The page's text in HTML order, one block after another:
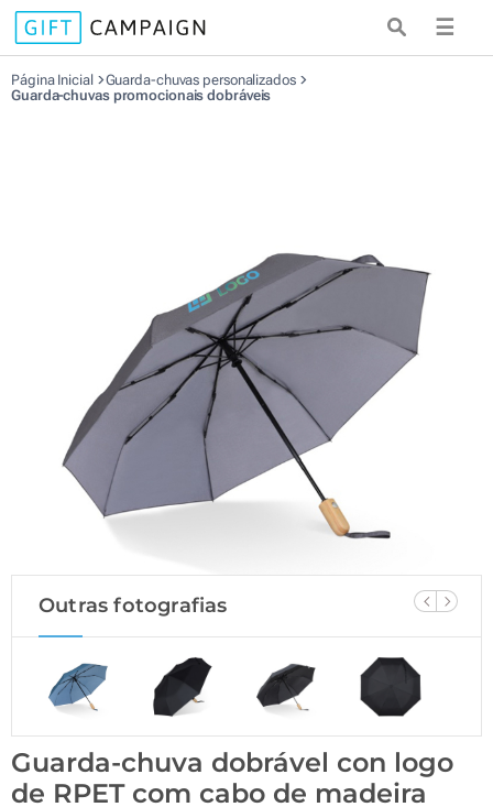
☰
Página Inicial
Guarda-chuvas personalizados
Guarda-chuvas promocionais dobráveis
Outras fotografias
Guarda-chuva dobrável con logo
de RPET com cabo de madeira